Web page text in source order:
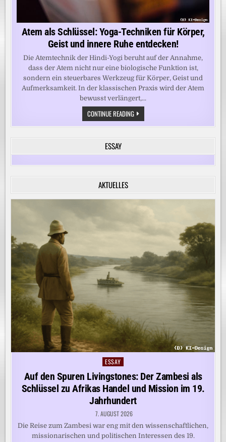
Atem als Schlüssel: Yoga-Techniken für Körper,
Geist und innere Ruhe entdecken!
Die Atemtechnik der Hindi-Yogi beruht auf der Annahme,
dass der Atem nicht nur eine biologische Funktion ist,
sondern ein steuerbares Werkzeug für Körper, Geist und
Aufmerksamkeit. In der klassischen Praxis wird der Atem
bewusst verlängert,...
CONTINUE READINGATEM
ALS
SCHLÜSSEL:
TECHNIKEN
KÖRPER,
UND
RUHE
ESSAY
AKTUELLES
Posted
ESSAY
Auf den Spuren Livingstones: Der Zambesi als
Schlüssel zu Afrikas Handel und Mission im 19.
Jahrhundert
7. AUGUST 2026
Die Reise zum Zambesi war eng mit den wissenschaftlichen,
missionarischen und politischen Interessen des 19.